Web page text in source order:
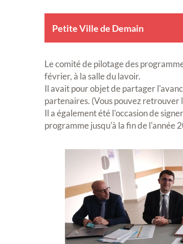
Petite Ville de Demain
Le comité de pilotage des
février, à la salle du lavoir.
Il avait pour objet de partager
partenaires. (Vous pouvez retrouver
Il a également été l'occasion de
programme jusqu'à la fin de l'année